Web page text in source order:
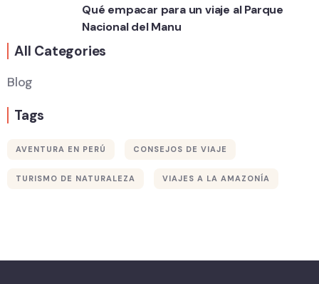
Qué empacar para un viaje al Parque
Nacional del Manu
All Categories
Blog
Tags
AVENTURA EN PERÚ CONSEJOS DE VIAJE
TURISMO DE NATURALEZA VIAJES A LA AMAZONÍA
Thailand